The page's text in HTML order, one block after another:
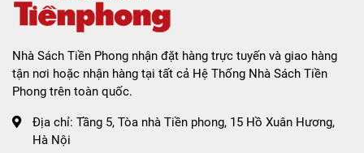
Nhà Sách Tiền Phong nhận đặt hàng trực tuyến và giao hàng
tận nơi hoặc nhận hàng tại tất cả Hệ Thống Nhà Sách Tiền
Phong trên toàn quốc.
Địa chỉ: Tầng 5, Tòa nhà Tiền phong, 15 Hồ Xuân Hương,
Hà Nội